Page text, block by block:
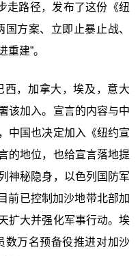
走路径，发布了这份《纽
方案、立即止暴止战、
建”。
西，加拿大，埃及，意大
该加入。宣言的内容与中
中国也决定加入《纽约宣
的地位，也给宣言落地提
神秘隐身，以色列国防军
前已控制加沙地带北部加
扩大并强化军事行动。埃
数万名预备役推进对加沙